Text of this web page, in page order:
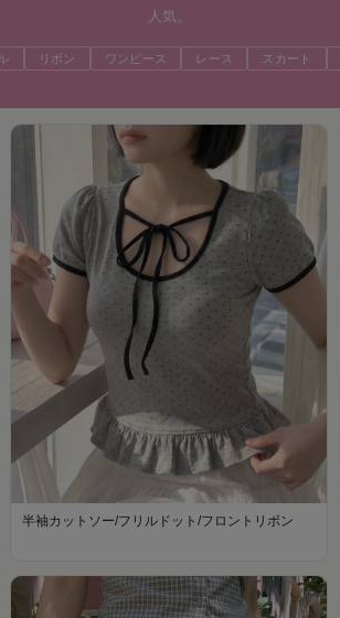
人気。
リボン ワンピース レース スカート
半袖カットソー/フリルドット/フロントリボン